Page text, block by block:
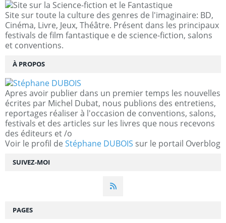
SUIVEZ-MOI
Site sur toute la culture des genres de l'imaginaire: BD,
Cinéma, Livre, Jeux, Théâtre. Présent dans les principaux
festivals de film fantastique e de science-fiction, salons
et conventions.
À PROPOS
Apres avoir publier dans un premier temps les nouvelles
écrites par Michel Dubat, nous publions des entretiens,
reportages réaliser à l'occasion de conventions, salons,
festivals et des articles sur les livres que nous recevons
des éditeurs et /o
Voir le profil de Stéphane DUBOIS sur le portail Overblog
PAGES